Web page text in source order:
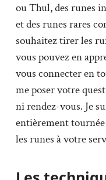
ou Thul, des runes
et des runes rares
souhaitez tirer les
vous pouvez en
vous connecter en
me poser votre
ni rendez-vous. Je
entièrement
les runes à votre